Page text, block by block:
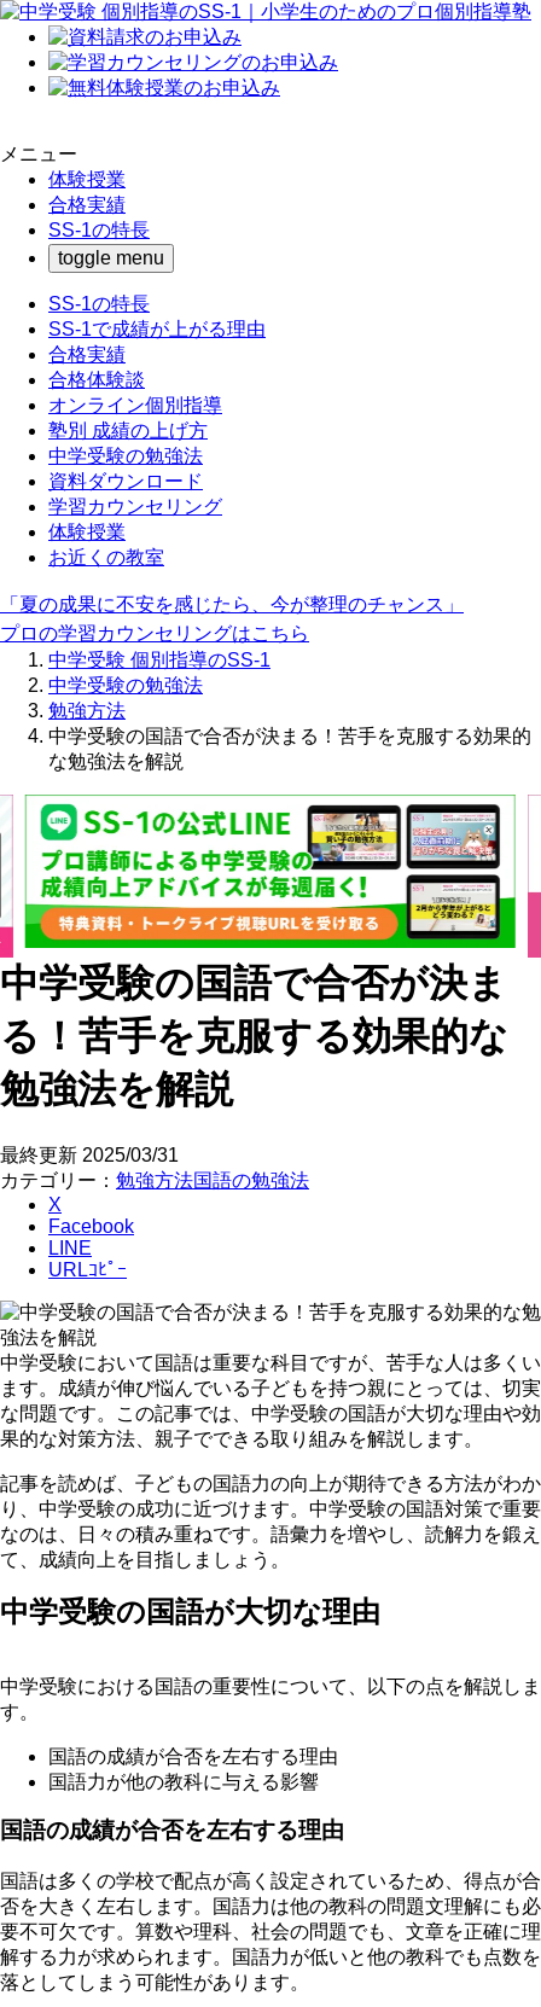
メニュー
体験授業
合格実績
SS-1の特長
toggle menu
SS-1の特長
SS-1で成績が上がる理由
合格実績
合格体験談
オンライン個別指導
塾別 成績の上げ方
中学受験の勉強法
資料ダウンロード
学習カウンセリング
体験授業
お近くの教室
「夏の成果に不安を感じたら、今が整理のチャンス」
プロの学習カウンセリングはこちら
中学受験 個別指導のSS-1
中学受験の勉強法
勉強方法
中学受験の国語で合否が決まる！苦手を克服する効果的
な勉強法を解説
中学受験の国語で合否が決ま
る！苦手を克服する効果的な
勉強法を解説
最終更新 2025/03/31
カテゴリー： 勉強方法国語の勉強法
X
Facebook
LINE
URLｺﾋﾟｰ
中学受験において国語は重要な科目ですが、苦手な人は多くい
ます。成績が伸び悩んでいる子どもを持つ親にとっては、切実
な問題です。この記事では、中学受験の国語が大切な理由や効
果的な対策方法、親子でできる取り組みを解説します。
記事を読めば、子どもの国語力の向上が期待できる方法がわか
り、中学受験の成功に近づけます。中学受験の国語対策で重要
なのは、日々の積み重ねです。語彙力を増やし、読解力を鍛え
て、成績向上を目指しましょう。
中学受験の国語が大切な理由
中学受験における国語の重要性について、以下の点を解説しま
す。
国語の成績が合否を左右する理由
国語力が他の教科に与える影響
国語の成績が合否を左右する理由
国語は多くの学校で配点が高く設定されているため、得点が合
否を大きく左右します。国語力は他の教科の問題文理解にも必
要不可欠です。算数や理科、社会の問題でも、文章を正確に理
解する力が求められます。国語力が低いと他の教科でも点数を
落としてしまう可能性があります。